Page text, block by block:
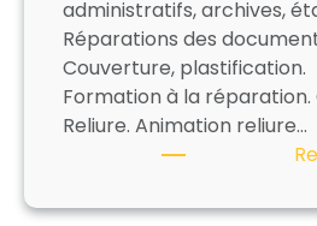
administratifs, archives,
Réparations des
Couverture, plastification.
Formation à la réparation.
Reliure. Animation reliure…